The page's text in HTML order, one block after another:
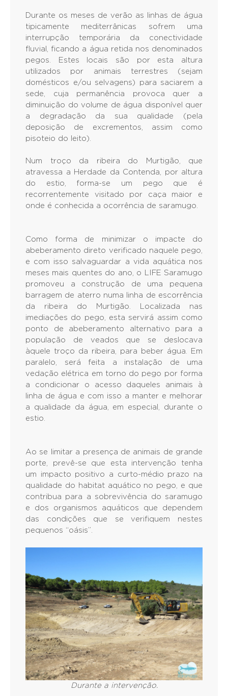
Durante os meses de verão as linhas de água
tipicamente mediterrânicas sofrem uma
interrupção temporária da conectividade
fluvial, ficando a água retida nos denominados
pegos. Estes locais são por esta altura
utilizados por animais terrestres (sejam
domésticos e/ou selvagens) para saciarem a
sede, cuja permanência provoca quer a
diminuição do volume de água disponível quer
a degradação da sua qualidade (pela
deposição de excrementos, assim como
pisoteio do leito).
Num troço da ribeira do Murtigão, que
atravessa a Herdade da Contenda, por altura
do estio, forma-se um pego que é
recorrentemente visitado por caça maior e
onde é conhecida a ocorrência de saramugo.
Como forma de minimizar o impacte do
abeberamento direto verificado naquele pego,
e com isso salvaguardar a vida aquática nos
meses mais quentes do ano, o LIFE Saramugo
promoveu a construção de uma pequena
barragem de aterro numa linha de escorrência
da ribeira do Murtigão. Localizada nas
imediações do pego, esta servirá assim como
ponto de abeberamento alternativo para a
população de veados que se deslocava
àquele troço da ribeira, para beber água. Em
paralelo, será feita a instalação de uma
vedação elétrica em torno do pego por forma
a condicionar o acesso daqueles animais à
linha de água e com isso a manter e melhorar
a qualidade da água, em especial, durante o
estio.
Ao se limitar a presença de animais de grande
porte, prevê-se que esta intervenção tenha
um impacto positivo a curto-médio prazo na
qualidade do habitat aquático no pego, e que
contribua para a sobrevivência do saramugo
e dos organismos aquáticos que dependem
das condições que se verifiquem nestes
pequenos “oásis”.
Durante a intervenção.